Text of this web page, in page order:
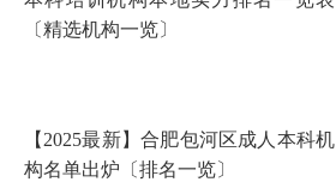
〔精选机构一览〕
【2025最新】合肥包河区成人本科机
构名单出炉〔排名一览〕